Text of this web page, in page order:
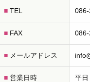
■ TEL
■ FAX
■ メールアドレス
■ 営業日時 平